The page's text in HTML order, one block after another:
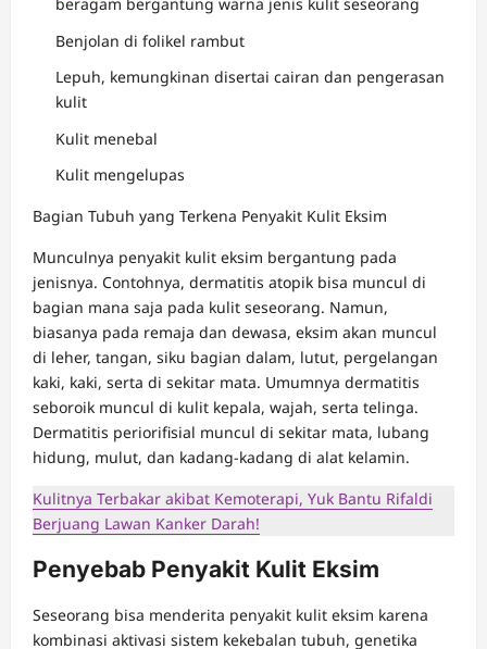
beragam bergantung warna jenis kulit seseorang
Benjolan di folikel rambut
Lepuh, kemungkinan disertai cairan dan pengerasan
kulit
Kulit menebal
Kulit mengelupas
Bagian Tubuh yang Terkena Penyakit Kulit Eksim
Munculnya penyakit kulit eksim bergantung pada
jenisnya. Contohnya, dermatitis atopik bisa muncul di
bagian mana saja pada kulit seseorang. Namun,
biasanya pada remaja dan dewasa, eksim akan muncul
di leher, tangan, siku bagian dalam, lutut, pergelangan
kaki, kaki, serta di sekitar mata. Umumnya dermatitis
seboroik muncul di kulit kepala, wajah, serta telinga.
Dermatitis periorifisial muncul di sekitar mata, lubang
hidung, mulut, dan kadang-kadang di alat kelamin.
Kulitnya Terbakar akibat Kemoterapi, Yuk Bantu Rifaldi
Berjuang Lawan Kanker Darah!
Penyebab Penyakit Kulit Eksim
Seseorang bisa menderita penyakit kulit eksim karena
kombinasi aktivasi sistem kekebalan tubuh, genetika